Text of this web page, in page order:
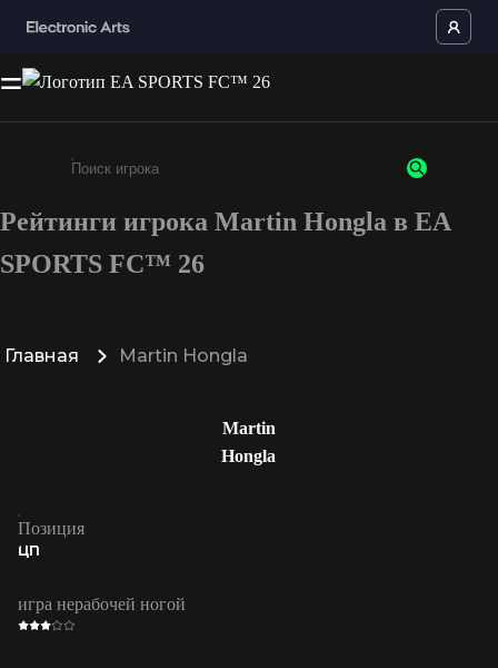
Введите не менее 3 символов или цифр
Рейтинги игрока Martin Hongla в EA
SPORTS FC™ 26
Главная Martin Hongla
Martin
Hongla
Позиция
ЦП
игра нерабочей ногой